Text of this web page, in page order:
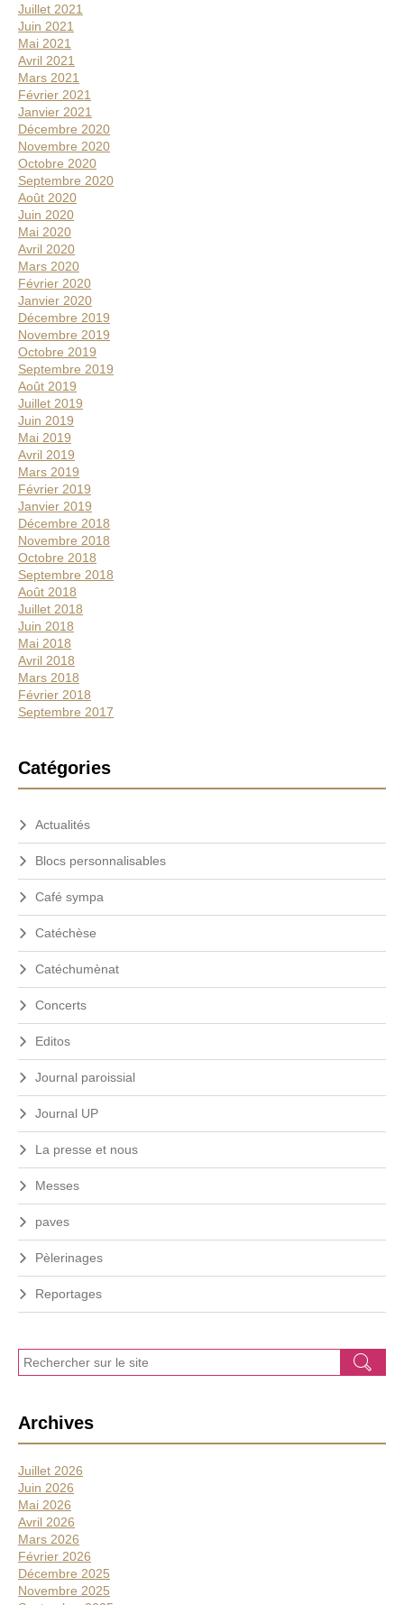
Juillet 2021
Juin 2021
Mai 2021
Avril 2021
Mars 2021
Février 2021
Janvier 2021
Décembre 2020
Novembre 2020
Octobre 2020
Septembre 2020
Août 2020
Juin 2020
Mai 2020
Avril 2020
Mars 2020
Février 2020
Janvier 2020
Décembre 2019
Novembre 2019
Octobre 2019
Septembre 2019
Août 2019
Juillet 2019
Juin 2019
Mai 2019
Avril 2019
Mars 2019
Février 2019
Janvier 2019
Décembre 2018
Novembre 2018
Octobre 2018
Septembre 2018
Août 2018
Juillet 2018
Juin 2018
Mai 2018
Avril 2018
Mars 2018
Février 2018
Septembre 2017
Catégories
Actualités
Blocs personnalisables
Café sympa
Catéchèse
Catéchumènat
Concerts
Editos
Journal paroissial
Journal UP
La presse et nous
Messes
paves
Pèlerinages
Reportages
J
e
c
h
r
c
h
e
Ok
Archives
Juillet 2026
Juin 2026
Mai 2026
Avril 2026
Mars 2026
Février 2026
Décembre 2025
Novembre 2025